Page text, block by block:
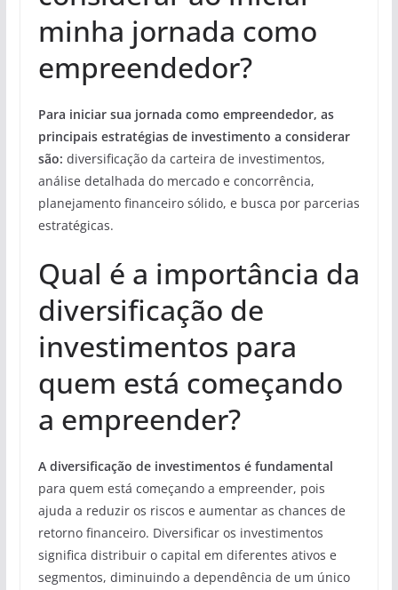
minha jornada como
empreendedor?
Para iniciar sua jornada como empreendedor, as
principais estratégias de investimento a considerar
são: diversificação da carteira de investimentos,
análise detalhada do mercado e concorrência,
planejamento financeiro sólido, e busca por parcerias
estratégicas.
Qual é a importância da
diversificação de
investimentos para
quem está começando
a empreender?
A diversificação de investimentos é fundamental
para quem está começando a empreender, pois
ajuda a reduzir os riscos e aumentar as chances de
retorno financeiro. Diversificar os investimentos
significa distribuir o capital em diferentes ativos e
segmentos, diminuindo a dependência de um único